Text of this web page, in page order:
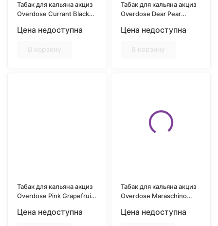
Табак для кальяна акциз
Overdose Currant Black
гр.
Цена недоступна
В корзину
Табак для кальяна акциз
Overdose Dear Pear
Цена недоступна
В корзину
Табак для кальяна акциз
Overdose Pink Grapefruit
гр.
Цена недоступна
Табак для кальяна акциз
Overdose Maraschino
Вишня) 25 гр.
Цена недоступна